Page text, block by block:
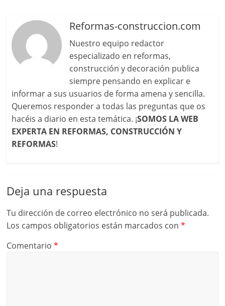
Reformas-construccion.com
Nuestro equipo redactor
especializado en reformas,
construcción y decoración publica
siempre pensando en explicar e
informar a sus usuarios de forma amena y sencilla.
Queremos responder a todas las preguntas que os
hacéis a diario en esta temática. ¡SOMOS LA WEB
EXPERTA EN REFORMAS, CONSTRUCCIÓN Y
REFORMAS!
Deja una respuesta
Tu dirección de correo electrónico no será publicada.
Los campos obligatorios están marcados con*
Comentario*